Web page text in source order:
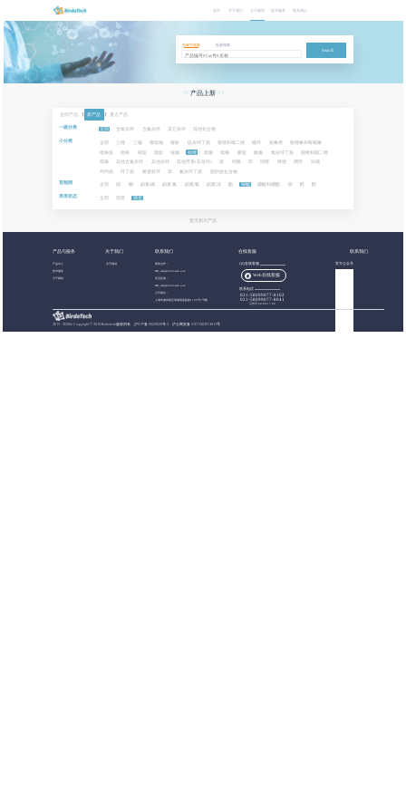
首页 关于我们 分子砌块 技术服务 联系我们
关键字搜索
批量搜索
Search
NEW PRODUCTS
产品上新
全部产品 新产品 重点产品
一级分类 全部 含氧杂环 含氮杂环 其它杂环 其他化合物
小分类 全部 三唑 三嗪 硫杂环丁烷 噻唑和噻二唑 螺环 喹啉类 喹唑啉和喹喔啉
吡咯烷 吡咯 哒嗪 吡唑 氧杂环丁烷 噁唑和噁二唑
噁嗪 其他含氮杂环 其他杂环 其他芳香(非杂环) 吲哚 茚 吲唑 咪唑 稠环
环丙烷 环丁烷 桥接双环 苯 氮杂环丁烷 脂肪族化合物
官能团 全部 腈 酮 卤素:碘 卤素:氟 卤素:氯 卤素:溴 酯 羧酸 硼酸和硼酯 胺 醛
库库状态 全部 现货 期货
暂无相关产品
产品与服务 关于我们 联系我们 在线客服 联系我们
产品中心
技术服务
分子砌块
关于都创
商务合作：
BB_sales@birdotech.com
意见反馈：
BB_sales@birdotech.com
公司地址：
上海市浦东新区周浦镇蓝靛路1199号1号楼
QQ在线客服
Web在线客服
联系电话
021-58099077-8102
021-58099077-8041
工作日 09:00-17:00
官方公众号
2015 - 2023© Copyright © 2019 Birdotech版权所有 , 沪ICP备15032529号-2 沪公网安备 31011502016361号